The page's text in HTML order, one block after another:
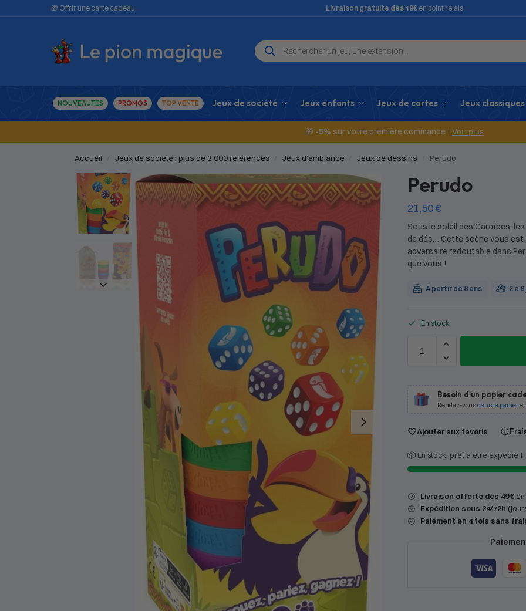
🎁 Offrir une carte cadeau Livraison gratuite dès 49€ en point relais
NOUVEAUTÉS PROMOS TOP VENTE Jeux de société Jeux enfants Jeux de cartes Jeux classiques
🎁 -5% sur votre première commande ! Voir plus
Accueil Jeux de société : plus de 3 000 références Jeux d’ambiance Jeux de dessins Perudo
Perudo
21,50€
Sous le soleil des Caraïbes,
de dés… Cette scène vous est
adversaire redoutable dans
que vous !
À partir de 8 ans 2 à
En stock
Besoin d'un papier
Rendez-vousdans le panieret
Ajouter aux favoris
📦 En stock, prêt à être expédié !
Livraison offerte dès 49 €en
Expédition sous 24/72h
Paiement en 4 fois sans